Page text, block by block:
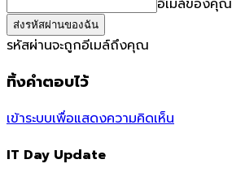
อีเมล์ของคุณ
รหัสผ่านจะถูกอีเมล์ถึงคุณ
ทิ้งคำตอบไว้
เข้าระบบเพื่อแสดงความคิดเห็น
IT Day Update